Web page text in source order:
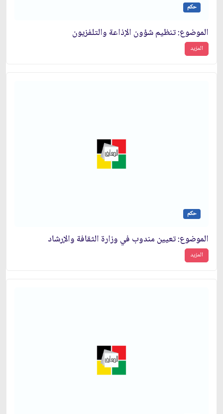
حكم
الموضوع: تنظيم شؤون الإذاعة والتلفزيون‏
المزيد
حكم
الموضوع: تعيين مندوب في وزارة الثقافة والإرشاد
المزيد